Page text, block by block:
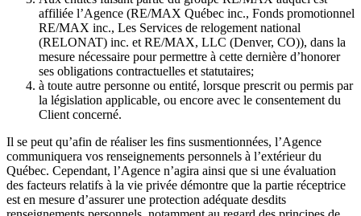
affiliée l’Agence (RE/MAX Québec inc., Fonds promotionnel
RE/MAX inc., Les Services de relogement national
(RELONAT) inc. et RE/MAX, LLC (Denver, CO)), dans la
mesure nécessaire pour permettre à cette dernière d’honorer
ses obligations contractuelles et statutaires;
à toute autre personne ou entité, lorsque prescrit ou permis par
la législation applicable, ou encore avec le consentement du
Client concerné.
Il se peut qu’afin de réaliser les fins susmentionnées, l’Agence
communiquera vos renseignements personnels à l’extérieur du
Québec. Cependant, l’Agence n’agira ainsi que si une évaluation
des facteurs relatifs à la vie privée démontre que la partie réceptrice
est en mesure d’assurer une protection adéquate desdits